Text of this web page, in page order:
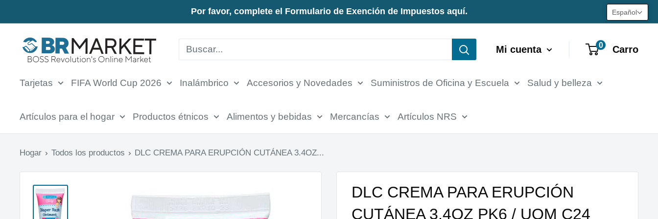
al
contenido
Por favor, complete el Formulario de Exención de Impuestos aquí.
BR
Market
Mi cuenta 0 Carro
Tarjetas FIFA World Cup 2026 Inalámbrico Accesorios y Novedades Suministros de Oficina y Escuela Salud y belleza
Artículos para el hogar Productos étnicos Alimentos y bebidas Mercancías Artículos NRS
Hogar Todos los productos DLC CREMA PARA ERUPCIÓN CUTÁNEA 3.4OZ...
DLC CREMA PARA ERUPCIÓN
CUTÁNEA 3.4OZ PK6 / UOM C24
Español